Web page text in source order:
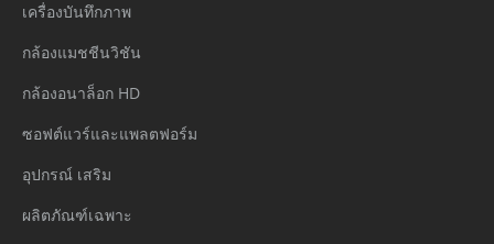
เครื่องบันทึกภาพ
กล้องแมชชีนวิชัน
กล้องอนาล็อก HD
ซอฟต์แวร์และแพลตฟอร์ม
อุปกรณ์ เสริม
ผลิตภัณฑ์เฉพาะ